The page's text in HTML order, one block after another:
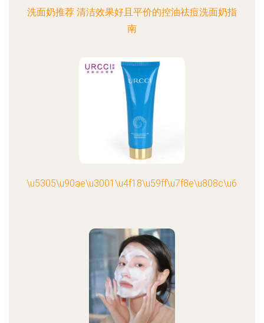
洗面奶推荐 清洁效果好且平价的控油祛痘洗面奶指
南